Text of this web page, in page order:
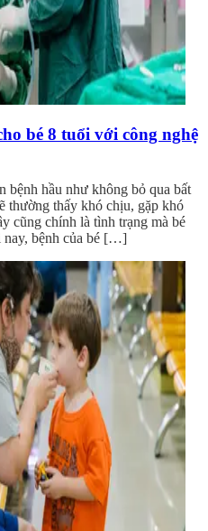
bé 8 tuổi với công nghệ
bệnh hầu như không bỏ qua bất
thường thấy khó chịu, gặp khó
cũng chính là tình trạng mà bé
bệnh của bé […]